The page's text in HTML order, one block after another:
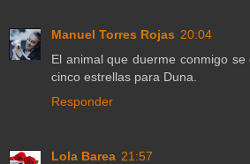
Manuel Torres Rojas 20:04
El animal que duerme conmigo
cinco estrellas para Duna.
Responder
Lola Barea 21:57